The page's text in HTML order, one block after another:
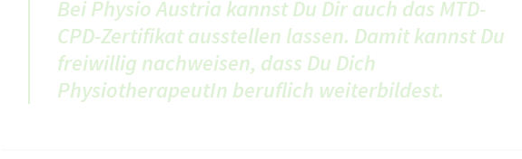
Bei Physio Austria kannst Du Dir auch das MTD-
CPD-Zertifikat ausstellen lassen. Damit kannst Du
freiwillig nachweisen, dass Du Dich
PhysiotherapeutIn beruflich weiterbildest.